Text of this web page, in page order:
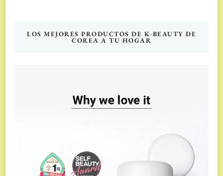
LOS MEJORES PRODUCTOS DE K-BEAUTY DE
COREA A TU HOGAR